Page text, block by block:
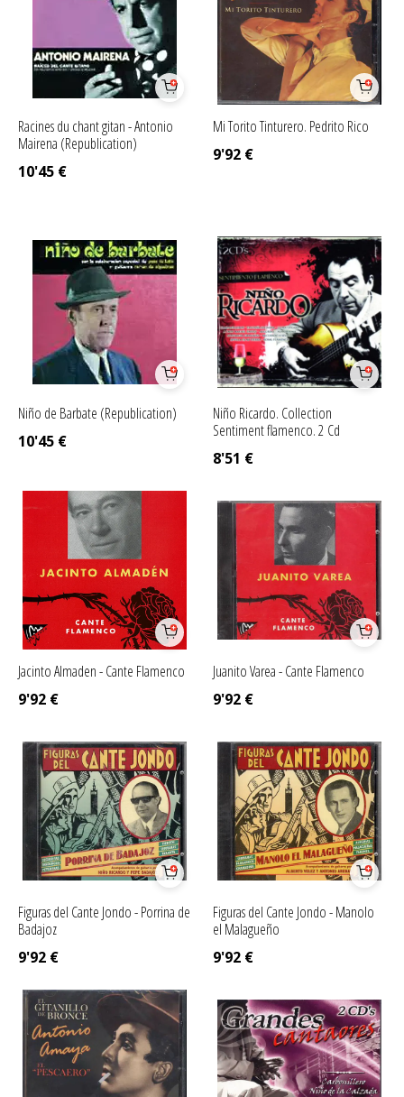
Racines du chant gitan - Antonio
Mairena (Republication)
10'45 €
Mi Torito Tinturero. Pedrito Rico
9'92 €
Niño de Barbate (Republication)
10'45 €
Niño Ricardo. Collection
Sentiment flamenco. 2 Cd
8'51 €
Jacinto Almaden - Cante Flamenco
9'92 €
Juanito Varea - Cante Flamenco
9'92 €
Figuras del Cante Jondo - Porrina de
Badajoz
9'92 €
Figuras del Cante Jondo - Manolo
el Malagueño
9'92 €